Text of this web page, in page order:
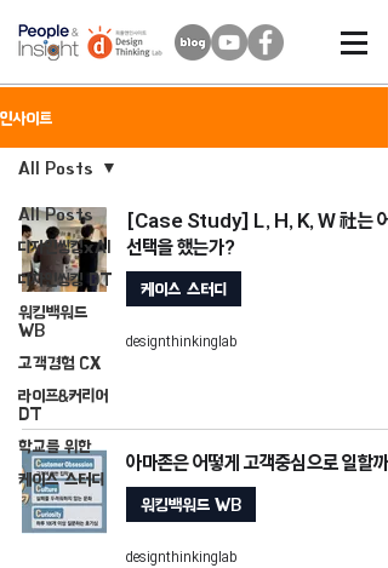
인사이트
All Posts
디자인씽킹xAI
디자인씽킹 DT
워킹백워드
WB
고객경험 CX
라이프&커리어
DT
학교를 위한
케이스 스터디
All Posts
[Case Study] L, H, K, W 社는 어
선택을 했는가?
케이스 스터디
designthinkinglab
아마존은 어떻게 고객중심으로 일할까?
워킹백워드 WB
designthinkinglab